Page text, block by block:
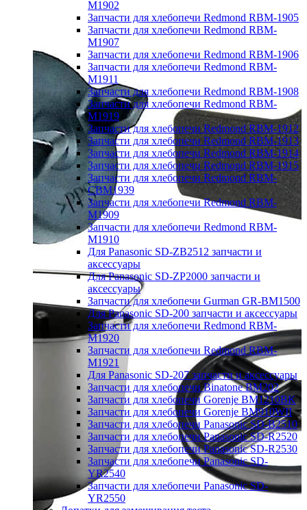
M1902
Запчасти для хлебопечи Redmond RBM-1905
Запчасти для хлебопечи Redmond RBM-
M1907
Запчасти для хлебопечи Redmond RBM-1906
Запчасти для хлебопечи Redmond RBM-
M1911
Запчасти для хлебопечи Redmond RBM-1908
Запчасти для хлебопечи Redmond RBM-
M1919
Запчасти для хлебопечи Redmond RBM-1912
Запчасти для хлебопечи Redmond RBM-1913
Запчасти для хлебопечи Redmond RBM-1914
Запчасти для хлебопечи Redmond RBM-1915
Запчасти для хлебопечи Redmond RBM-
CBM1939
Запчасти для хлебопечи Redmond RBM-
M1909
Запчасти для хлебопечи Redmond RBM-
M1910
Для Panasonic SD-ZB2512 запчасти и
аксессуары
Для Panasonic SD-ZP2000 запчасти и
аксессуары
Запчасти для хлебопечи Gurman GR-BM1500
Для Panasonic SD-200 запчасти и аксессуары
Запчасти для хлебопечи Redmond RBM-
M1920
Запчасти для хлебопечи Redmond RBM-
M1921
Для Panasonic SD-207 запчасти и аксессуары
Запчасти для хлебопечи Binatone BM202
Запчасти для хлебопечи Gorenje BM1210BK
Запчасти для хлебопечи Gorenje BM910WII
Запчасти для хлебопечи Panasonic SD-B2510
Запчасти для хлебопечи Panasonic SD-R2520
Запчасти для хлебопечи Panasonic SD-R2530
Запчасти для хлебопечи Panasonic SD-
YR2540
Запчасти для хлебопечи Panasonic SD-
YR2550